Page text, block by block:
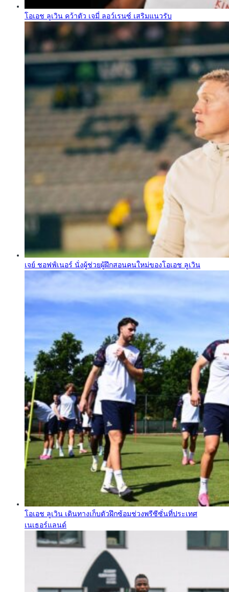
โอเอช ลูเวิน คว้าตัว เจมี่ ลอว์เรนซ์ เสริมแนวรับ
เจย์ ชอฟฟ์เนอร์ นั่งผู้ช่วยผู้ฝึกสอนคนใหม่ของโอเอช ลูเวิน
โอเอช ลูเวิน เดินทางเก็บตัวฝึกซ้อมช่วงพรีซีซั่นที่ประเทศ
เนเธอร์แลนด์